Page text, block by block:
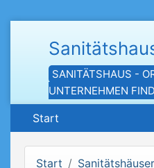
SANITÄTSHAUS -
UNTERNEHMEN
Start
Start
Sanitätshäuser